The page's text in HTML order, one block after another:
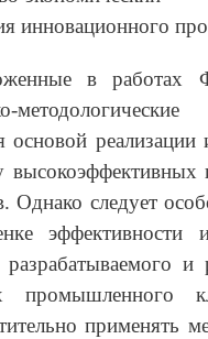
инновационного
в работах
основой реализации
высокоэффективных
Однако следует
эффективности
разрабатываемого и
промышленного
применять